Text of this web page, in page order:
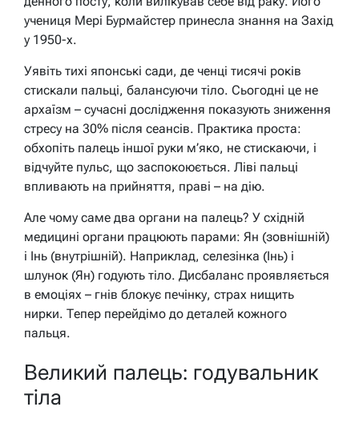
учениця Мері Бурмайстер принесла знання на Захід
у 1950-х.
Уявіть тихі японські сади, де ченці тисячі років
стискали пальці, балансуючи тіло. Сьогодні це не
архаїзм – сучасні дослідження показують зниження
стресу на 30% після сеансів. Практика проста:
обхопіть палець іншої руки м’яко, не стискаючи, і
відчуйте пульс, що заспокоюється. Ліві пальці
впливають на прийняття, праві – на дію.
Але чому саме два органи на палець? У східній
медицині органи працюють парами: Ян (зовнішній)
і Інь (внутрішній). Наприклад, селезінка (Інь) і
шлунок (Ян) годують тіло. Дисбаланс проявляється
в емоціях – гнів блокує печінку, страх нищить
нирки. Тепер перейдімо до деталей кожного
пальця.
Великий палець: годувальник
тіла